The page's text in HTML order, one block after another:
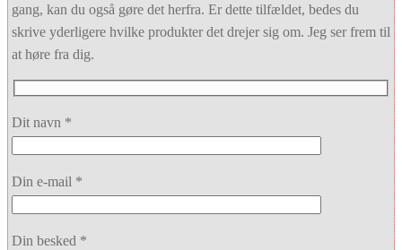
gang, kan du også gøre det herfra. Er dette tilfældet, bedes du
skrive yderligere hvilke produkter det drejer sig om. Jeg ser frem til
at høre fra dig.
Dit navn *
Din e-mail *
Din besked *